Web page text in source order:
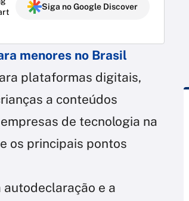
Siga no Google Discover
menores no Brasil
plataformas digitais,
a conteúdos
de tecnologia na
os principais pontos
autodeclaração e a